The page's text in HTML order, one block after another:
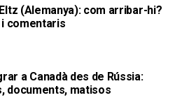
(Alemanya): com arribar-hi?
comentaris
a Canadà des de Rússia:
documents, matisos